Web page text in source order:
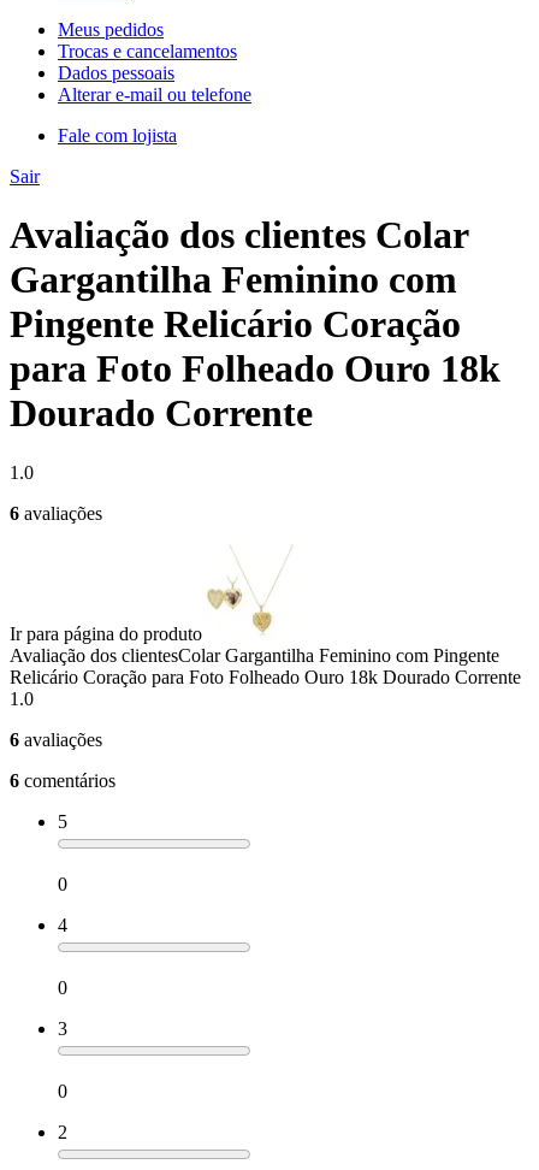
Meus pedidos
Trocas e cancelamentos
Dados pessoais
Alterar e-mail ou telefone
Fale com lojista
Sair
Avaliação dos clientes Colar
Gargantilha Feminino com
Pingente Relicário Coração
para Foto Folheado Ouro 18k
Dourado Corrente
1.0
6 avaliações
Ir para página do produto
Avaliação dos clientesColar Gargantilha Feminino com Pingente
Relicário Coração para Foto Folheado Ouro 18k Dourado Corrente
1.0
6 avaliações
6 comentários
5
0
4
0
3
0
2